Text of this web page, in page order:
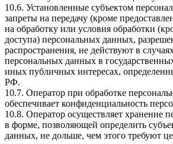
10.6. Установленные субъектом
запреты на передачу (кроме
на обработку или условия обработки
доступа) персональных данных,
распространения, не действуют в
персональных данных в
иных публичных интересах,
РФ.
10.7. Оператор при обработке
обеспечивает конфиденциальность
10.8. Оператор осуществляет хранение
в форме, позволяющей определить
данных, не дольше, чем этого требуют